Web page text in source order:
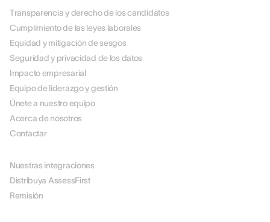
Transparencia y derecho de los candidatos
Cumplimiento de las leyes laborales
Equidad y mitigación de sesgos
Seguridad y privacidad de los datos
Impacto empresarial
Equipo de liderazgo y gestión
Únete a nuestro equipo
Acerca de nosotros
Contactar
Nuestras integraciones
Distribuya AssessFirst
Remisión